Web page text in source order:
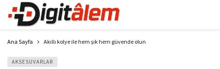
Ana Sayfa Akıllı kolye ile hem şık hem güvende olun
AKSESUVARLAR